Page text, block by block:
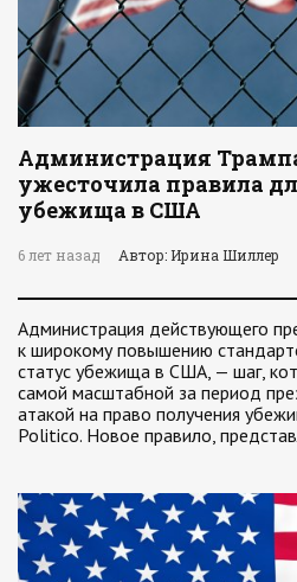
Администрация
ужесточила правила
убежища в США
6 лет назад Автор: Ирина Шиллер
Администрация действующего
к широкому повышению
статус убежища в США, — шаг,
самой масштабной за период
атакой на право получения
Politico. Новое правило,